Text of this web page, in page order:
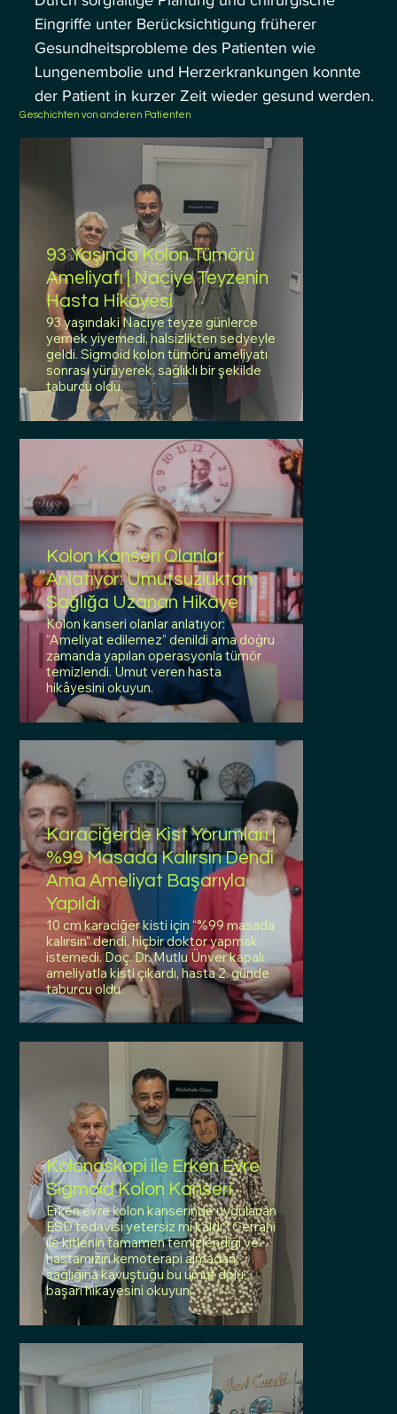
Geschichten von anderen Patienten
93 Yaşında Kolon Tümörü
Ameliyatı | Naciye Teyzenin
Hasta Hikâyesi
93 yaşındaki Naciye teyze günlerce
yemek yiyemedi, halsizlikten sedyeyle
geldi. Sigmoid kolon tümörü ameliyatı
sonrası yürüyerek, sağlıklı bir şekilde
taburcu oldu.
Kolon Kanseri Olanlar
Anlatıyor: Umutsuzluktan
Sağlığa Uzanan Hikâye
Kolon kanseri olanlar anlatıyor:
“Ameliyat edilemez” denildi ama doğru
zamanda yapılan operasyonla tümör
temizlendi. Umut veren hasta
hikâyesini okuyun.
Karaciğerde Kist Yorumları |
%99 Masada Kalırsın Dendi
Ama Ameliyat Başarıyla
Yapıldı
10 cm karaciğer kisti için “%99 masada
kalırsın” dendi, hiçbir doktor yapmak
istemedi. Doç. Dr. Mutlu Ünver kapalı
ameliyatla kisti çıkardı, hasta 2. günde
taburcu oldu.
Kolonoskopi ile Erken Evre
Sigmoid Kolon Kanseri
Erken evre kolon kanserinde uygulanan
ESD tedavisi yetersiz mi kaldı? Cerrahi
ile kitlenin tamamen temizlendiği ve
hastamızın kemoterapi almadan
sağlığına kavuştuğu bu umut dolu
başarı hikayesini okuyun.
Eingriffe unter Berücksichtigung früherer
Gesundheitsprobleme des Patienten wie
Lungenembolie und Herzerkrankungen konnte
der Patient in kurzer Zeit wieder gesund werden.